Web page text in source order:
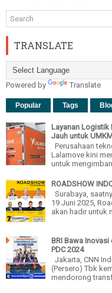
TRANSLATE
Powered by Translate
Popular Tags
Layanan Logistik
Jauh untuk
Perusahaan
Lalamove kini
untuk
ROADSHOW
Surabaya,
19 Juni 2025,
akan hadir untuk
BRI Bawa
PDC 2024
Jakarta, CNN
(Persero) Tbk
mendorong